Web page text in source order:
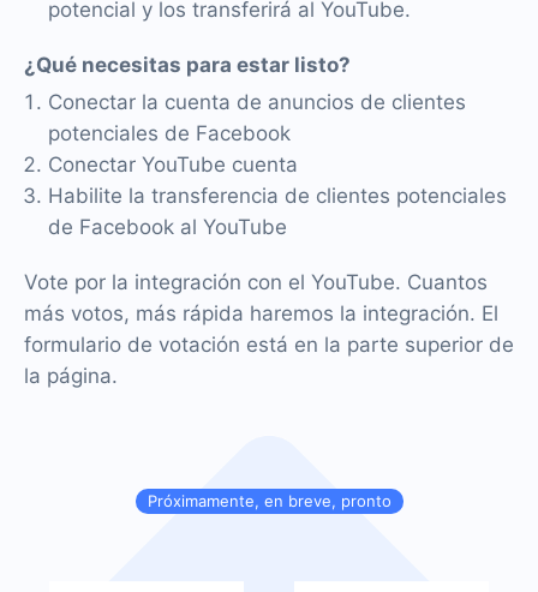
Próximamente, en breve, pronto
potencial y los transferirá al YouTube.
¿Qué necesitas para estar listo?
Conectar la cuenta de anuncios de clientes
potenciales de Facebook
Conectar YouTube cuenta
Habilite la transferencia de clientes potenciales
de Facebook al YouTube
Vote por la integración con el YouTube. Cuantos
más votos, más rápida haremos la integración. El
formulario de votación está en la parte superior de
la página.